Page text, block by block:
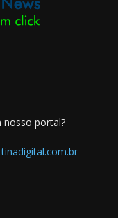
nosso portal?